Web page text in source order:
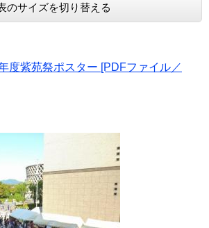
のサイズを切り替える
度紫苑祭ポスター [PDFファイル／